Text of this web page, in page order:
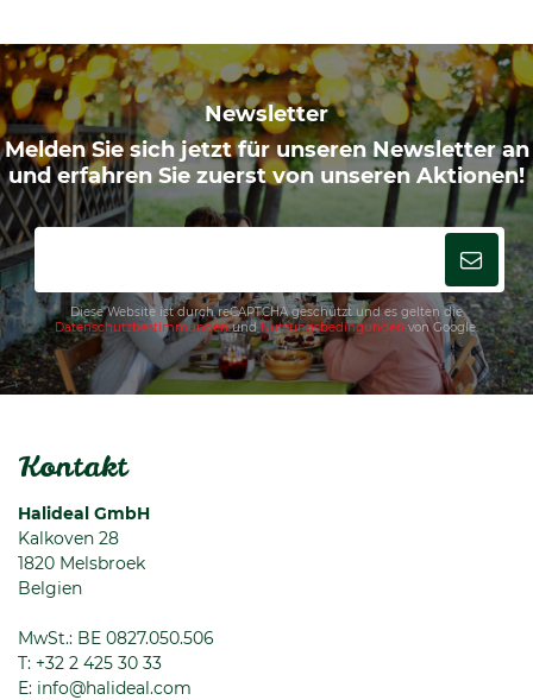
Newsletter
Melden Sie sich jetzt für unseren Newsletter an
und erfahren Sie zuerst von unseren Aktionen!
Diese Website ist durch reCAPTCHA geschützt und es gelten die
DatenschutzbestimmungenundNutzungsbedingungen von Google.
Kontakt
Halideal GmbH
Kalkoven 28
1820 Melsbroek
Belgien
MwSt.: BE 0827.050.506
T: +32 2 425 30 33
E: info@halideal.com